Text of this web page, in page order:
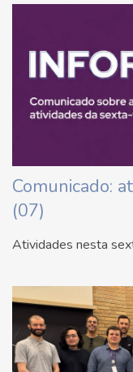
Comunicado:
(07)
Atividades nesta